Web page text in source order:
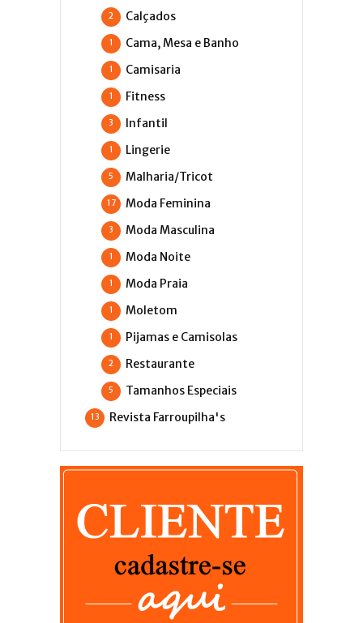
Calçados
2
Cama, Mesa e Banho
1
Camisaria
1
Fitness
1
Infantil
3
Lingerie
1
Malharia/Tricot
5
Moda Feminina
17
Moda Masculina
3
Moda Noite
1
Moda Praia
1
Moletom
1
Pijamas e Camisolas
1
Restaurante
2
Tamanhos Especiais
5
Revista Farroupilha's
13